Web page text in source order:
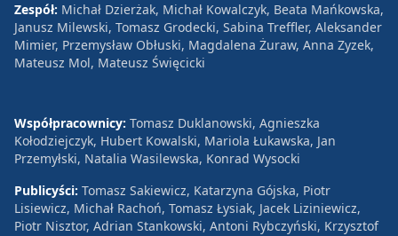
Zespół: Michał Dzierżak, Michał Kowalczyk, Beata Mańkowska,
Janusz Milewski, Tomasz Grodecki, Sabina Treffler, Aleksander
Mimier, Przemysław Obłuski, Magdalena Żuraw, Anna Zyzek,
Mateusz Mol, Mateusz Święcicki
Współpracownicy: Tomasz Duklanowski, Agnieszka
Kołodziejczyk, Hubert Kowalski, Mariola Łukawska, Jan
Przemyłski, Natalia Wasilewska, Konrad Wysocki
Publicyści: Tomasz Sakiewicz, Katarzyna Gójska, Piotr
Lisiewicz, Michał Rachoń, Tomasz Łysiak, Jacek Liziniewicz,
Piotr Nisztor, Adrian Stankowski, Antoni Rybczyński, Krzysztof